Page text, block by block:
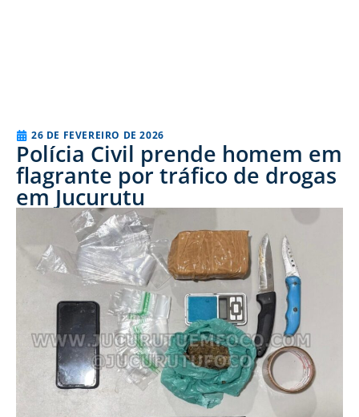
26 DE FEVEREIRO DE 2026
Polícia Civil prende homem em
flagrante por tráfico de drogas
em Jucurutu